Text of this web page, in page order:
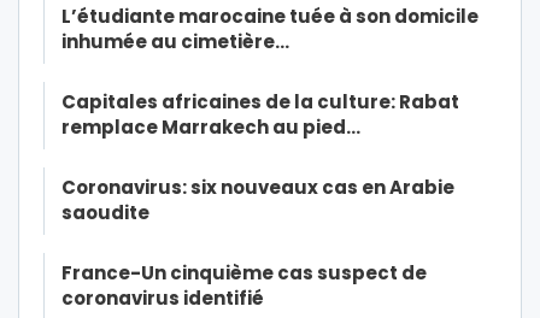
L’étudiante marocaine tuée à son domicile
inhumée au cimetière…
Capitales africaines de la culture: Rabat
remplace Marrakech au pied…
Coronavirus: six nouveaux cas en Arabie
saoudite
France-Un cinquième cas suspect de
coronavirus identifié